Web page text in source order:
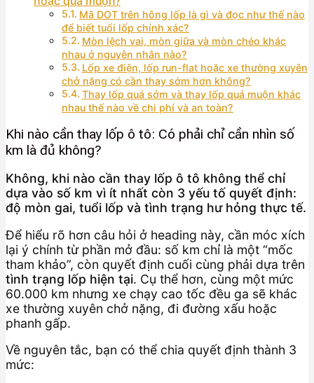
Mã DOT trên hông lốp là gì và đọc như thế nào
để biết tuổi lốp chính xác?
Mòn lệch vai, mòn giữa và mòn chéo khác
nhau ở nguyên nhân nào?
Lốp xe điện, lốp run-flat hoặc xe thường xuyên
chở nặng có cần thay sớm hơn không?
Thay lốp quá sớm và thay lốp quá muộn khác
nhau thế nào về chi phí và an toàn?
Khi nào cần thay lốp ô tô: Có phải chỉ cần nhìn số
km là đủ không?
Không, khi nào cần thay lốp ô tô không thể chỉ
dựa vào số km vì ít nhất còn 3 yếu tố quyết định:
độ mòn gai, tuổi lốp và tình trạng hư hỏng thực tế.
Để hiểu rõ hơn câu hỏi ở heading này, cần móc xích
lại ý chính từ phần mở đầu: số km chỉ là một “mốc
tham khảo”, còn quyết định cuối cùng phải dựa trên
tình trạng lốp hiện tại. Cụ thể hơn, cùng một mức
60.000 km nhưng xe chạy cao tốc đều ga sẽ khác
xe thường xuyên chở nặng, đi đường xấu hoặc
phanh gấp.
Về nguyên tắc, bạn có thể chia quyết định thành 3
mức: